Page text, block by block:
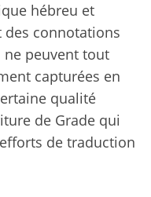
hébreu et
des connotations
peuvent tout
capturées en
qualité
de Grade qui
de traduction